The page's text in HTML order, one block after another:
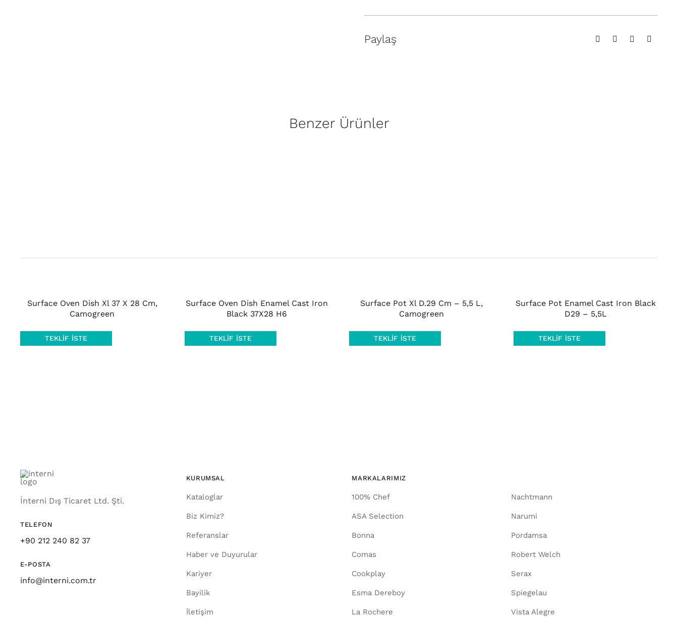
Paylaş
Benzer Ürünler
Surface Oven Dish Xl 37 X 28 Cm,
Camogreen
TEKLIF İSTE
Surface Oven Dish Enamel Cast Iron
Black 37X28 H6
TEKLIF İSTE
Surface Pot Xl D.29 Cm – 5,5 L,
Camogreen
TEKLIF İSTE
Surface Pot Enamel Cast Iron Black
D29 – 5,5L
TEKLIF İSTE
İnterni Dış Ticaret Ltd. Şti.
TELEFON
+90 212 240 82 37
E-POSTA
info@interni.com.tr
KURUMSAL
Kataloglar
Biz Kimiz?
Referanslar
Haber ve Duyurular
Kariyer
Bayilik
İletişim
MARKALARIMIZ
100% Chef
ASA Selection
Bonna
Comas
Cookplay
Esma Dereboy
La Rochere
Nachtmann
Narumi
Pordamsa
Robert Welch
Serax
Spiegelau
Vista Alegre